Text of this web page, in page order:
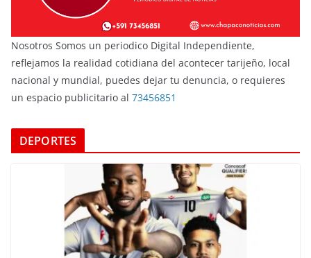
Nosotros Somos un periodico Digital Independiente,
reflejamos la realidad cotidiana del acontecer tarijeño, local
nacional y mundial, puedes dejar tu denuncia, o requieres
un espacio publicitario al 73456851
DEPORTES